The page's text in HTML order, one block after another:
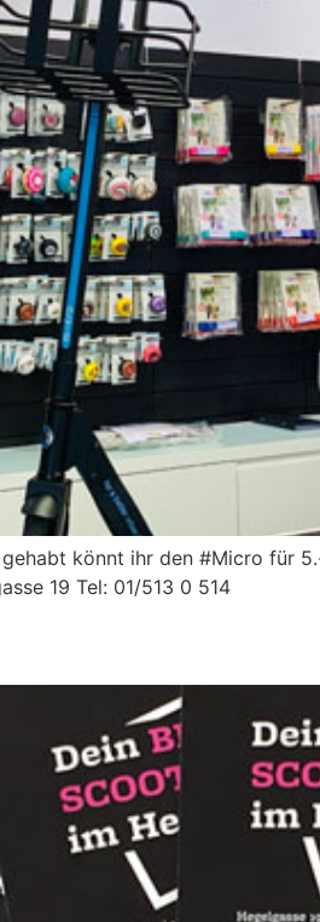
könnt ihr den #Micro für
19 Tel: 01/513 0 514